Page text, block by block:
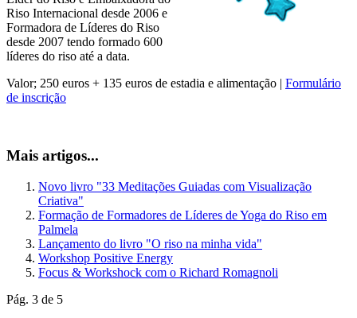
Riso Internacional desde 2006 e
Formadora de Líderes do Riso
desde 2007 tendo formado 600
líderes do riso até a data.
Valor; 250 euros + 135 euros de estadia e alimentação | Formulário
de inscrição
Mais artigos...
Novo livro "33 Meditações Guiadas com Visualização
Criativa"
Formação de Formadores de Líderes de Yoga do Riso em
Palmela
Lançamento do livro "O riso na minha vida"
Workshop Positive Energy
Focus & Workshock com o Richard Romagnoli
Pág. 3 de 5